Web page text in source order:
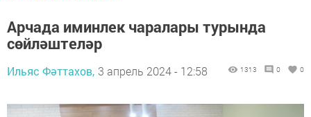
Арчада иминлек чаралары турында
сөйләштеләр
Ильяс Фәттахов, 3 апрель 2024 - 12:58 1313 0 0